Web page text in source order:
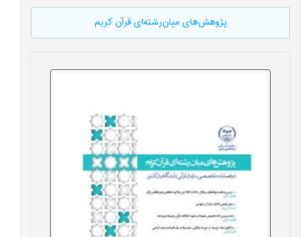
پژوهش‌های میان‌رشته‌ای قرآن کریم